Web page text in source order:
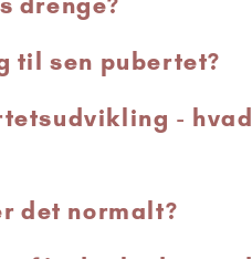
til sen pubertet?
- hvad
det normalt?